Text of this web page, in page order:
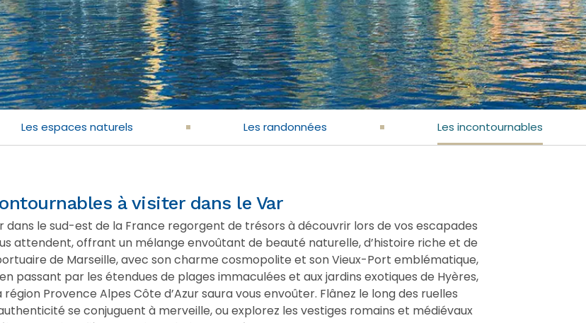
Les espaces naturels Les randonnées Les incontournables
à visiter dans le Var
dans le sud-est de la France regorgent de trésors à découvrir lors de vos escapades
attendent, offrant un mélange envoûtant de beauté naturelle, d’histoire riche et de
de Marseille, avec son charme cosmopolite et son Vieux-Port emblématique,
passant par les étendues de plages immaculées et aux jardins exotiques de Hyères,
Provence Alpes Côte d’Azur saura vous envoûter. Flânez le long des ruelles
se conjuguent à merveille, ou explorez les vestiges romains et médiévaux